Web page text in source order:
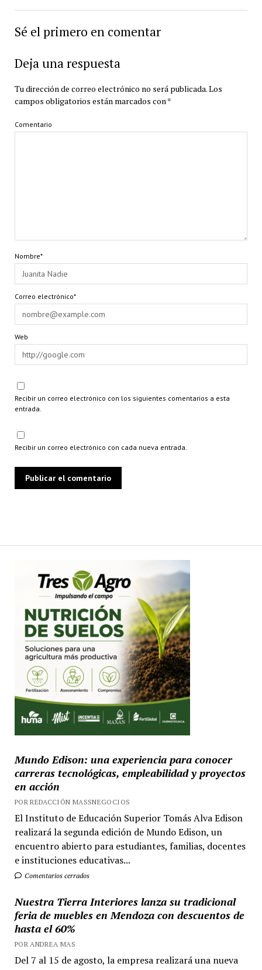
Sé el primero en comentar
Deja una respuesta
Tu dirección de correo electrónico no será publicada.Los
campos obligatorios están marcados con *
Comentario
Nombre*
Correo electrónico*
Web
Recibir un correo electrónico con los siguientes comentarios a esta
entrada.
Recibir un correo electrónico con cada nueva entrada.
Mundo Edison: una experiencia para conocer
carreras tecnológicas, empleabilidad y proyectos
en acción
POR REDACCIÓN MASSNEGOCIOS
El Instituto de Educación Superior Tomás Alva Edison
realizará la segunda edición de Mundo Edison, un
encuentro abierto para estudiantes, familias, docentes
e instituciones educativas...
Comentarios cerrados
Nuestra Tierra Interiores lanza su tradicional
feria de muebles en Mendoza con descuentos de
hasta el 60%
POR ANDREA MAS
Del 7 al 15 de agosto, la empresa realizará una nueva